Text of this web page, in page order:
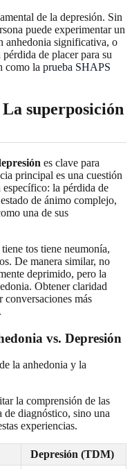
de la depresión. Sin
puede experimentar un
anhedonia significativa, o
de placer para su
como la prueba SHAPS
superposición
es clave para
principal es una cuestión
la pérdida de
de ánimo complejo,
una de sus
tos tiene neumonía,
De manera similar, no
deprimido, pero la
Obtener claridad
conversaciones más
vs. Depresión
la comprensión de las
de diagnóstico, sino una
experiencias.
Depresión (TDM)